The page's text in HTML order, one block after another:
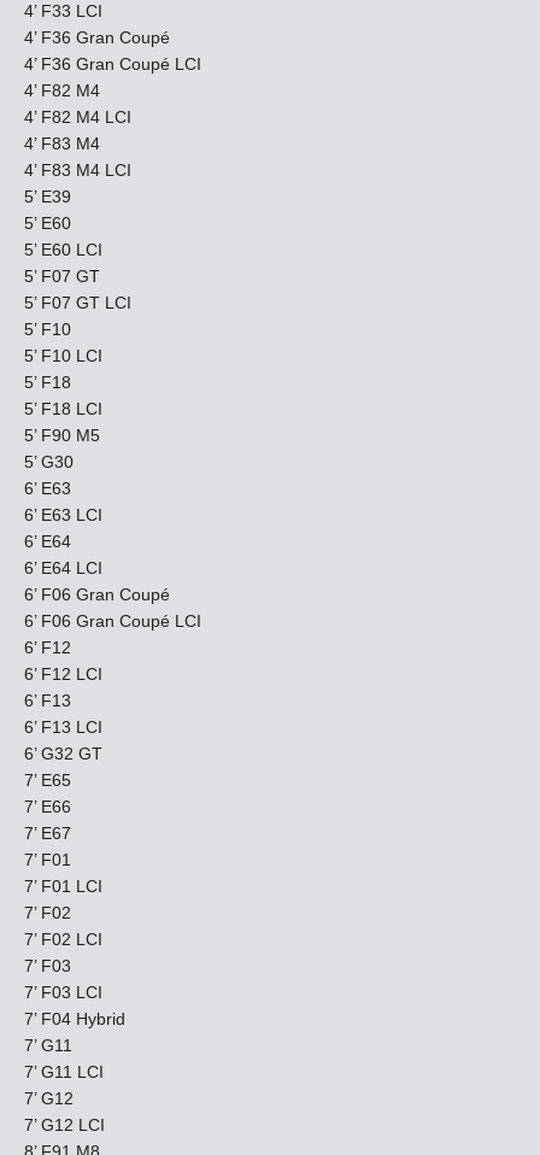
4’ F33 LCI
4’ F36 Gran Coupé
4’ F36 Gran Coupé LCI
4’ F82 M4
4’ F82 M4 LCI
4’ F83 M4
4’ F83 M4 LCI
5’ E39
5’ E60
5’ E60 LCI
5’ F07 GT
5’ F07 GT LCI
5’ F10
5’ F10 LCI
5’ F18
5’ F18 LCI
5’ F90 M5
5’ G30
6’ E63
6’ E63 LCI
6’ E64
6’ E64 LCI
6’ F06 Gran Coupé
6’ F06 Gran Coupé LCI
6’ F12
6’ F12 LCI
6’ F13
6’ F13 LCI
6’ G32 GT
7’ E65
7’ E66
7’ E67
7’ F01
7’ F01 LCI
7’ F02
7’ F02 LCI
7’ F03
7’ F03 LCI
7’ F04 Hybrid
7’ G11
7’ G11 LCI
7’ G12
7’ G12 LCI